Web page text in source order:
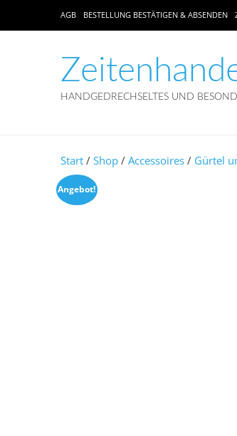
AGB BESTELLUNG BESTÄTIGEN & ABSENDEN
HANDGEDRECHSELTES UND
Start / Shop / Accessoires / Gürtel
Angebot!